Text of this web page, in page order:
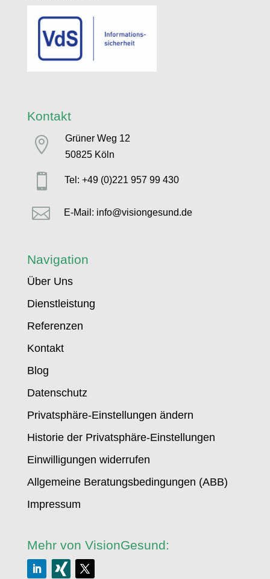
Kontakt

Grüner Weg 12
50825 Köln
 Tel: +49 (0)221 957 99 430
 E-Mail: info@visiongesund.de
Navigation
Über Uns
Dienstleistung
Referenzen
Kontakt
Blog
Datenschutz
Privatsphäre-Einstellungen ändern
Historie der Privatsphäre-Einstellungen
Einwilligungen widerrufen
Allgemeine Beratungsbedingungen (ABB)
Impressum
Mehr von VisionGesund: